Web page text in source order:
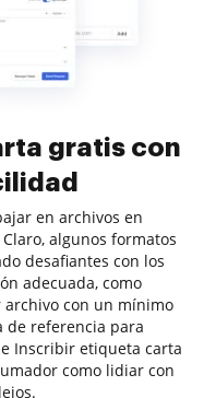
gratis con
en archivos en
algunos formatos
desafiantes con los
adecuada, como
archivo con un mínimo
de referencia para
Inscribir etiqueta carta
como lidiar con